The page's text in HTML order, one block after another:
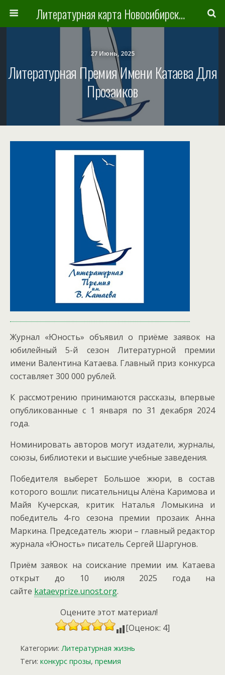
Литературная карта Новосибирска и Новосибирской области
27 Июнь, 2025
Литературная Премия Имени Катаева Для
Прозаиков
Журнал «Юность» объявил о приёме заявок на
юбилейный 5-й сезон Литературной премии
имени Валентина Катаева. Главный приз конкурса
составляет 300 000 рублей.
К рассмотрению принимаются рассказы, впервые
опубликованные с 1 января по 31 декабря 2024
года.
Номинировать авторов могут издатели, журналы,
союзы, библиотеки и высшие учебные заведения.
Победителя выберет Большое жюри, в состав
которого вошли: писательницы Алёна Каримова и
Майя Кучерская, критик Наталья Ломыкина и
победитель 4-го сезона премии прозаик Анна
Маркина. Председатель жюри – главный редактор
журнала «Юность» писатель Сергей Шаргунов.
Приём заявок на соискание премии им. Катаева
открыт до 10 июля 2025 года на
сайте kataevprize.unost.org.
Оцените этот материал!
[Оценок: 4]
Категории: Литературная жизнь
Теги: конкурс прозы, премия